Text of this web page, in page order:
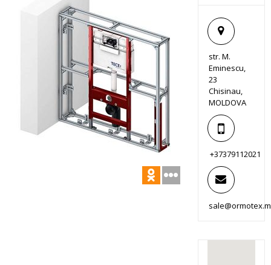
str. M.
Eminescu,
23
Chisinau,
MOLDOVA
+37379112021